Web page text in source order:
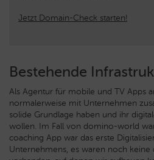
Jetzt Domain-Check starten!
Bestehende
Als Agentur für mobile und TV Apps
normalerweise mit Unternehmen
solide Grundlage haben und ihr
wollen. Im Fall von domino-world
coaching App war das erste
Unternehmens, es waren noch keine